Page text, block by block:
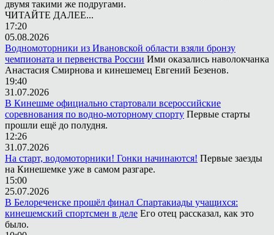
двумя такими же подругами.
ЧИТАЙТЕ ДАЛЕЕ...
17:20
05.08.2026
Водномоторники из Ивановской области взяли бронзу
чемпионата и первенства России Ими оказались наволокчанка
Анастасия Смирнова и кинешемец Евгений Безенов.
19:40
31.07.2026
В Кинешме официально стартовали всероссийские
соревнования по водно-моторному спорту Первые старты
прошли ещё до полудня.
12:26
31.07.2026
На старт, водомоторники! Гонки начинаются! Первые заезды
на Кинешемке уже в самом разгаре.
15:00
25.07.2026
В Белореченске прошёл финал Спартакиады учащихся:
кинешемский спортсмен в деле Его отец рассказал, как это
было.